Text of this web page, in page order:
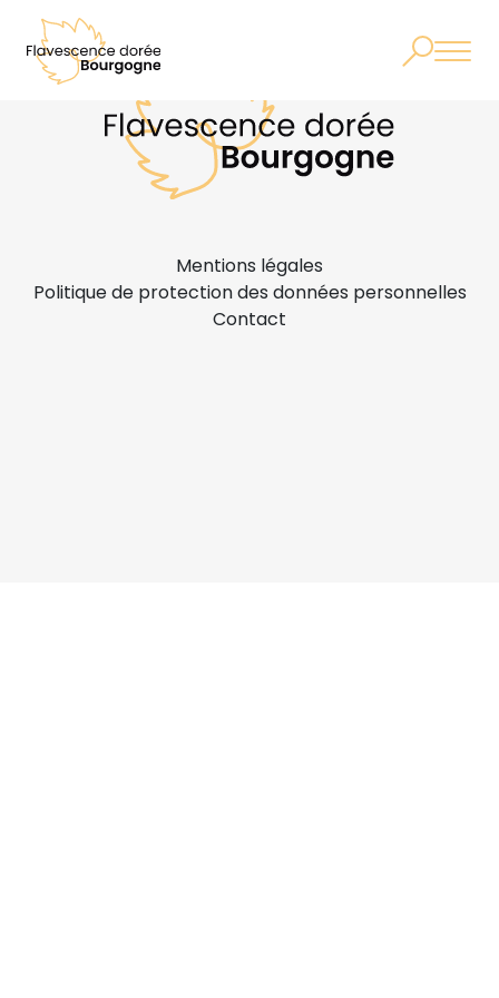
Mentions légales
Politique de protection des données personnelles
Contact